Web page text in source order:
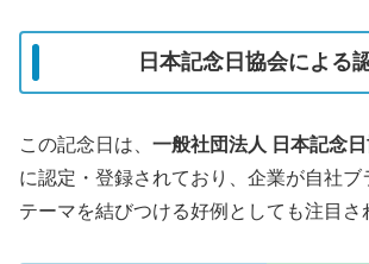
日本記念日協会による
この記念日は、 一般社団法人 日本記念
に認定・登録されており、企業が自社ブ
テーマを結びつける好例としても注目さ